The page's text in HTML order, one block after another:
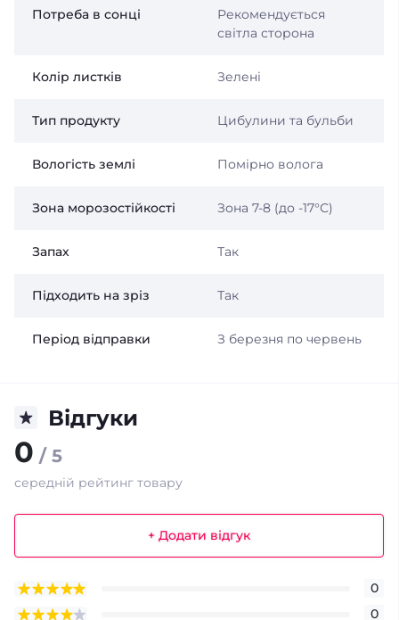
Потреба в сонці
Рекомендується
світла сторона
Колір листків Зелені
Тип продукту Цибулини та бульби
Вологість землі Помірно волога
Зона морозостійкості Зона 7-8 (до -17°С)
Запах Так
Підходить на зріз Так
Період відправки З березня по червень
Відгуки
0 / 5
середній рейтинг товару
+ Додати відгук
0
0